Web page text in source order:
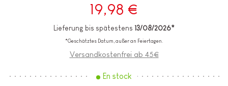
19,98 €
Lieferung bis spätestens 13/08/2026*
*Geschätztes Datum, außer an Feiertagen.
Versandkostenfrei ab 45€
En stock